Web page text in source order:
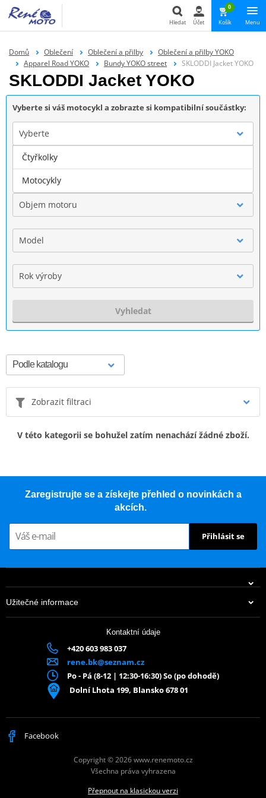
Hledat
Hledat Účet
0
Košík Menu
Domů Oblečení Oblečení a přilby
Oblečení a přilby YOKO
Apparel Road YOKO
Bundy YOKO street SKLODDI Jacket YOKO
SKLODDI Jacket YOKO
Vyberte si váš motocykl a zobrazte si kompatibilní součástky:
Vyberte
Značka
Objem motoru
Model
Rok výroby
Vyhledat
Zobrazit filtraci
V této kategorii se bohužel zatím nenachází žádné zboží.
Zaregistrujte se a získejte přehled o novinkách a
akcích.
Přihlásit se
Užitečné informace
Kontaktní údaje
+420 603 983 037
rene.bk@seznam.cz
Po - Pá (8-12 | 12:30-16:30) So (po dohodě)
Dolní Lhota 199, Blansko 678 01
Facebook
Copyright © 2026 www.renemoto.cz
Všechna práva vyhrazena
Přepnout na klasickou verzi
Čtyřkolky
Motocykly